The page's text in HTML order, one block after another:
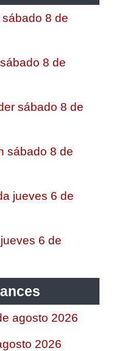
8 de
8 de
sábado 8 de
sábado 8 de
jueves 6 de
6 de
agosto 2026
2026